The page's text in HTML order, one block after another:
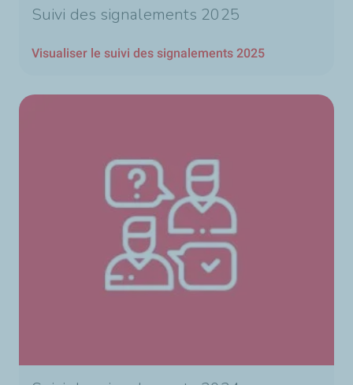
Suivi des signalements 2025
Visualiser le suivi des signalements 2025